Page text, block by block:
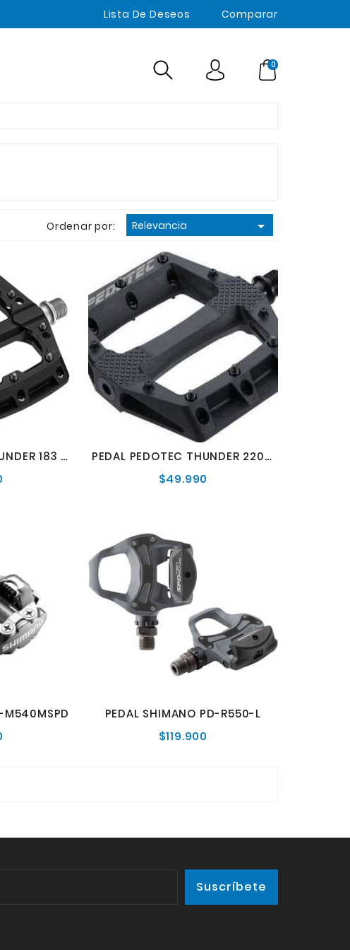
Lista De Deseos Comparar
0
Ordenar por: Relevancia 
PEDAL PEDOTEC THUNDER 183 NEGRO PEDAL PEDOTEC THUNDER 220 NEGRO
$49.990
M540MSPD PEDAL SHIMANO PD-R550-L
$119.900